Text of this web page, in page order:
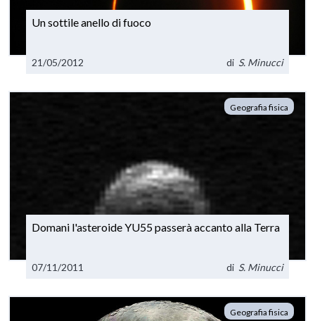
Un sottile anello di fuoco
21/05/2012 di S. Minucci
Geografia fisica
Domani l'asteroide YU55 passerà accanto alla Terra
07/11/2011 di S. Minucci
Geografia fisica